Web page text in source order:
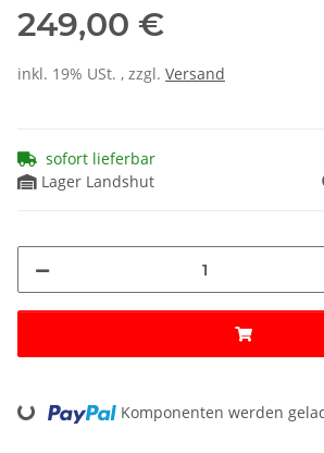
249,00 €
inkl. 19% USt. , zzgl. Versand
sofort lieferbar
Lager Landshut
Loading... Komponenten werden